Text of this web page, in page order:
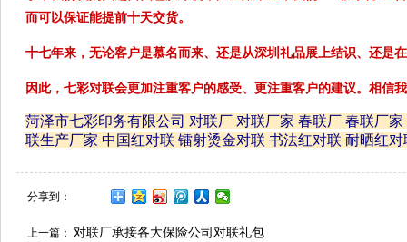
而可以保证能提前十天交货。
十七年来，无论客户是慕名而来、还是从深圳礼品展上结识、还是
因此，七彩对联会更加注重客户的感受、更注重客户的建议。相信
菏泽市七彩印务有限公司 对联厂 对联厂家 春联厂 春联厂
联生产厂家 中国红对联 镭射烫金对联 书法红对联 耐晒红
分享到：
上一篇： 对联厂承接各大保险公司对联礼包